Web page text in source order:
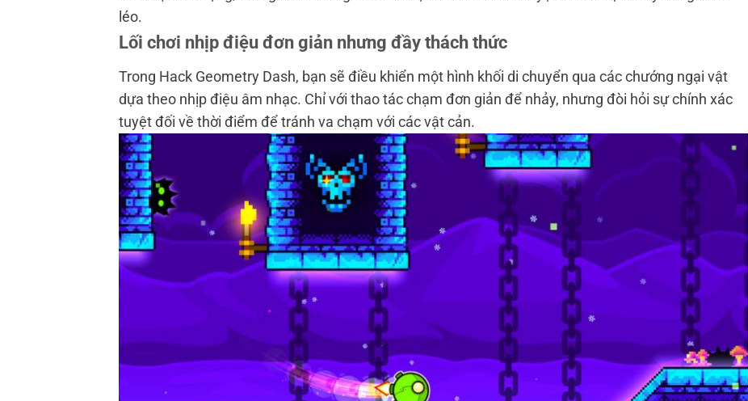
léo.
Lối chơi nhịp điệu đơn giản nhưng đầy thách thức
Trong Hack Geometry Dash, bạn sẽ điều khiển một hình khối di chuyển qua các chướng ngại vật
dựa theo nhịp điệu âm nhạc. Chỉ với thao tác chạm đơn giản để nhảy, nhưng đòi hỏi sự chính xác
tuyệt đối về thời điểm để tránh va chạm với các vật cản.